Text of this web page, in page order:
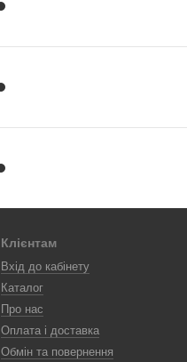
Клієнтам
Вхід до кабінету
Каталог
Про нас
Оплата і доставка
Обмін та повернення